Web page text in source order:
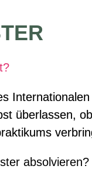
überlassen,
absolvieren?